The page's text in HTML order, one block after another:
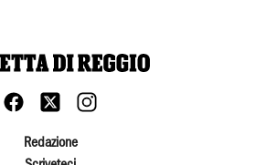
Redazione